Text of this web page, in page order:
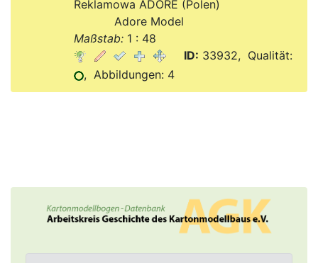
Reklamowa ADORE (Polen)
Adore Model
Maßstab:1 : 48
ID: 33932, Qualität:
, Abbildungen: 4